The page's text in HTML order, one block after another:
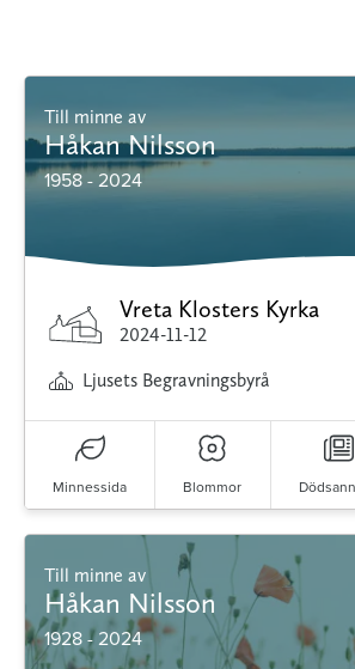
Till minne av
Håkan Nilsson
1958 - 2024
Vreta Klosters Kyrka
2024-11-12
Ljusets Begravningsbyrå
Minnessida Blommor
Till minne av
Håkan Nilsson
1928 - 2024